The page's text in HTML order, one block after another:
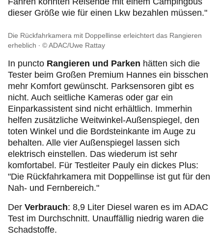
dieser Größe wie für einen Lkw bezahlen müssen."
Die Rückfahrkamera mit Doppellinse erleichtert das Rangieren
erheblich
© ADAC/Uwe Rattay
In puncto Rangieren und Parken hätten sich die
Tester beim Großen Premium Hannes ein bisschen
mehr Komfort gewünscht. Parksensoren gibt es
nicht. Auch seitliche Kameras oder gar ein
Einparkassistent sind nicht erhältlich. Immerhin
helfen zusätzliche Weitwinkel-Außenspiegel, den
toten Winkel und die Bordsteinkante im Auge zu
behalten. Alle vier Außenspiegel lassen sich
elektrisch einstellen. Das wiederum ist sehr
komfortabel. Für Testleiter Pauly ein dickes Plus:
"Die Rückfahrkamera mit Doppellinse ist gut für den
Nah- und Fernbereich."
Der Verbrauch: 8,9 Liter Diesel waren es im ADAC
Test im Durchschnitt. Unauffällig niedrig waren die
Schadstoffe.